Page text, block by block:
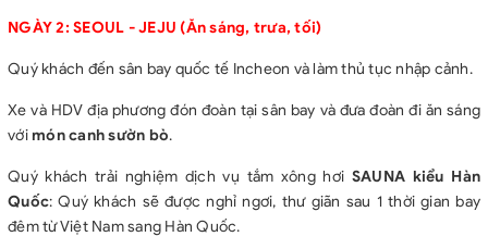
- Tips cho HDV và lái xe 36$/người/hành trình
- Visa tái nhập cảnh VN (đối với những trường hợp Việt Kiều/
người nước ngoài)
- Các chi phí cá nhân: Tiền điện thoại, Giặt là, Xe vận chuyển
nhân khác không được bao gồm như trên.
- Thuế VAT
NGÀY 2: SEOUL - JEJU (Ăn sáng, trưa, tối)
Quý khách đến sân bay quốc tế Incheon và làm thủ tục nhập cảnh.
Xe và HDV địa phương đón đoàn tại sân bay và đưa đoàn đi ăn sáng
với món canh sườn bò.
Quý khách trải nghiệm dịch vụ tắm xông hơi SAUNA kiểu Hàn
Quốc: Quý khách sẽ được nghỉ ngơi, thư giãn sau 1 thời gian bay
đêm từ Việt Nam sang Hàn Quốc.